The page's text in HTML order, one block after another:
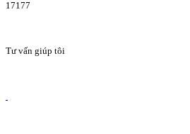
17177
Tư vấn giúp tôi